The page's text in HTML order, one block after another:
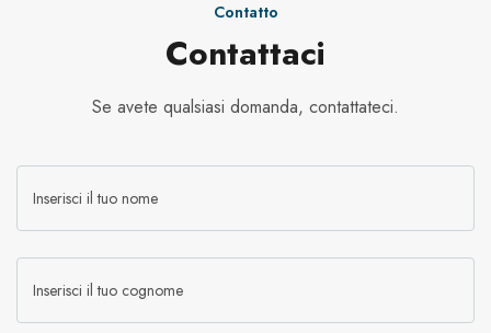
Contatto
Contattaci
Se avete qualsiasi domanda, contattateci.